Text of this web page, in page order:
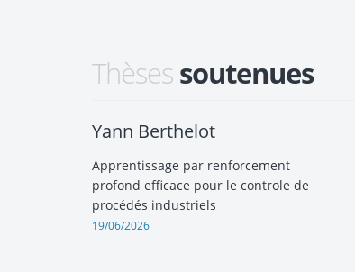
Thèsessoutenues
Yann Berthelot
Apprentissage par renforcement
profond efficace pour le controle de
procédés industriels
19/06/2026